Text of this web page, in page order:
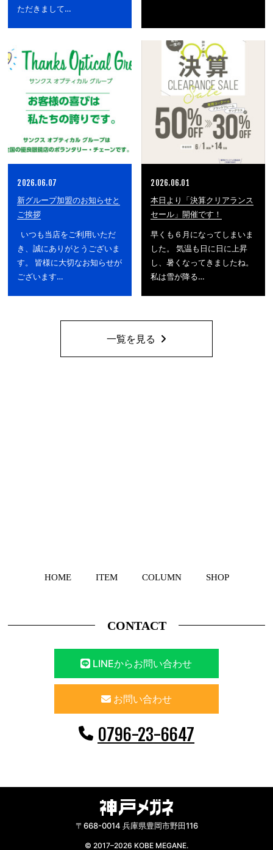
ただきまして…
2026.06.07
新グループ加盟のお知らせと
ご挨拶
いつも当店をご利用いただ
き、誠にありがとうございま
す。 皆様に大切なお知らせが
ございます…
2026.06.01
本日より「決算クリアランス
セール」開催です！
早くも６月になってしまいま
した。 気温も日に日に上昇
し、暑くなってきましたね。
私は雪が降る…
一覧を見る
HOME ITEM COLUMN SHOP
CONTACT
LINEからお問い合わせ
お問い合わせ
0796-23-6647
〒668-0014 兵庫県豊岡市野田116
© 2017–2026 KOBE MEGANE.